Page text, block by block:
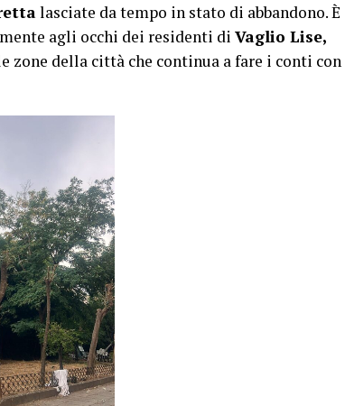
lasciate da tempo in stato di abbandono. È
agli occhi dei residenti di Vaglio Lise,
zone della città che continua a fare i conti con